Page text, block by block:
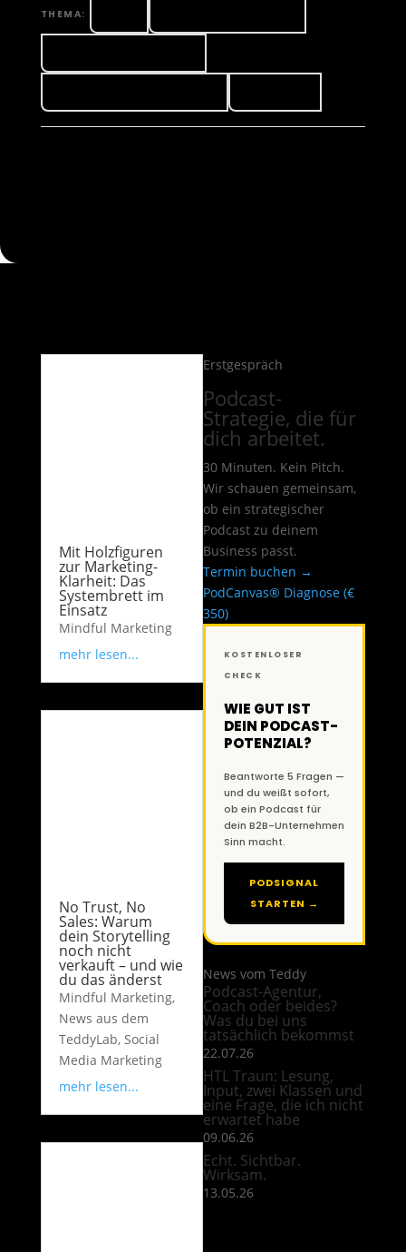
THEMA:
Mit Holzfiguren
zur Marketing-
Klarheit: Das
Systembrett im
Einsatz
Mindful Marketing
mehr lesen...
No Trust, No
Sales: Warum
dein Storytelling
noch nicht
verkauft – und wie
du das änderst
Mindful Marketing,
News aus dem
TeddyLab, Social
Media Marketing
mehr lesen...
Erstgespräch
Podcast-
Strategie, die für
dich arbeitet.
30 Minuten. Kein Pitch.
Wir schauen gemeinsam,
ob ein strategischer
Podcast zu deinem
Business passt.
Termin buchen →
PodCanvas® Diagnose (€
350)
KOSTENLOSER
CHECK
WIE GUT IST
DEIN PODCAST-
POTENZIAL?
Beantworte 5 Fragen —
und du weißt sofort,
ob ein Podcast für
dein B2B-Unternehmen
Sinn macht.
PODSIGNAL
STARTEN →
News vom Teddy
Podcast-Agentur,
Coach oder beides?
Was du bei uns
tatsächlich bekommst
22.07.26
HTL Traun: Lesung,
Input, zwei Klassen und
eine Frage, die ich nicht
erwartet habe
09.06.26
Echt. Sichtbar.
Wirksam.
13.05.26